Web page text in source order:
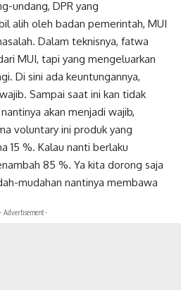
undang, DPR yang
alih oleh badan pemerintah, MUI
Dalam teknisnya, fatwa
MUI, tapi yang mengeluarkan
Di sini ada keuntungannya,
Sampai saat ini kan tidak
akan menjadi wajib,
voluntary ini produk yang
15 %. Kalau nanti berlaku
85 %. Ya kita dorong saja
mudahan nantinya membawa
- Advertisement -